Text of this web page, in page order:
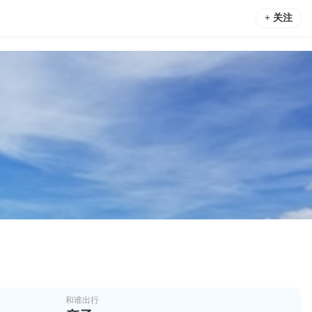
+ 关注
和谁出行